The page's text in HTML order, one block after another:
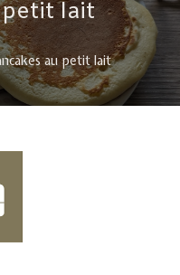
petit lait
au petit lait